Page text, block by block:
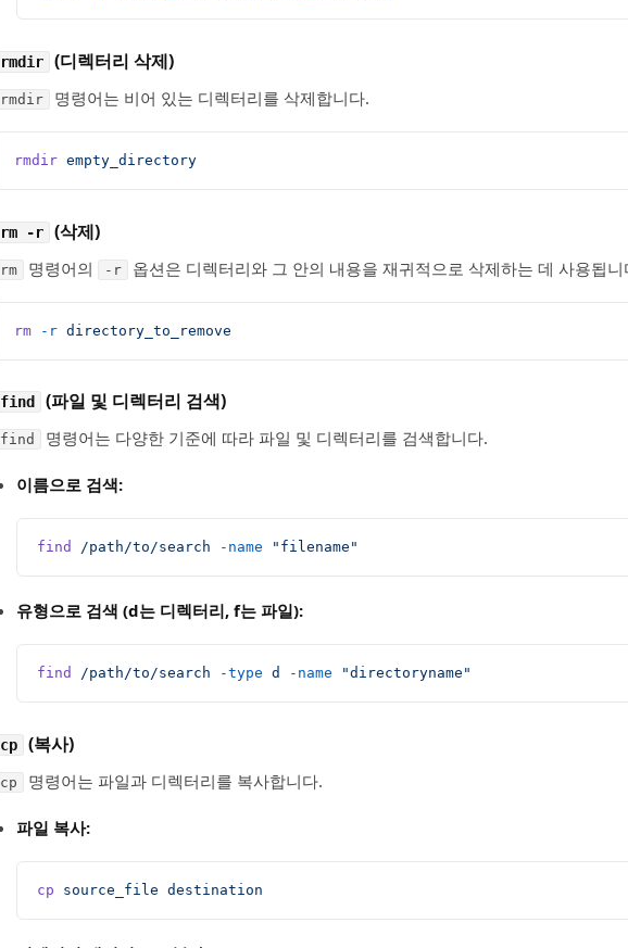
rmdir (디렉터리 삭제)
rmdir 명령어는 비어 있는 디렉터리를 삭제합니다.
rmdir empty_directory
rm -r (삭제)
rm 명령어의 -r 옵션은 디렉터리와 그 안의 내용을 재귀적으로 삭제하는 데 사용됩니
rm -r directory_to_remove
find (파일 및 디렉터리 검색)
find 명령어는 다양한 기준에 따라 파일 및 디렉터리를 검색합니다.
이름으로 검색:
find /path/to/search -name "filename"
유형으로 검색 (d는 디렉터리, f는 파일):
find /path/to/search -type d -name "directoryname"
cp (복사)
cp 명령어는 파일과 디렉터리를 복사합니다.
파일 복사:
cp source_file destination